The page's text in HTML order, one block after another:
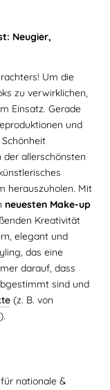
Neugier,
Um die
zu verwirklichen,
Einsatz. Gerade
und
der allerschönsten
herauszuholen. Mit
neuesten Make-up
Kreativität
elegant und
das eine
darauf, dass
sind und
(z. B. von
nationale &